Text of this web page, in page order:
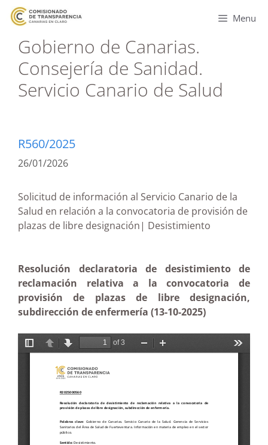
Menu
Gobierno de Canarias.
Consejería de Sanidad.
Servicio Canario de Salud
R560/2025
26/01/2026
Solicitud de información al Servicio Canario de la
Salud en relación a la convocatoria de provisión de
plazas de libre designación| Desistimiento
Resolución declaratoria de desistimiento de
reclamación relativa a la convocatoria de
provisión de plazas de libre designación,
subdirección de enfermería (13-10-2025)